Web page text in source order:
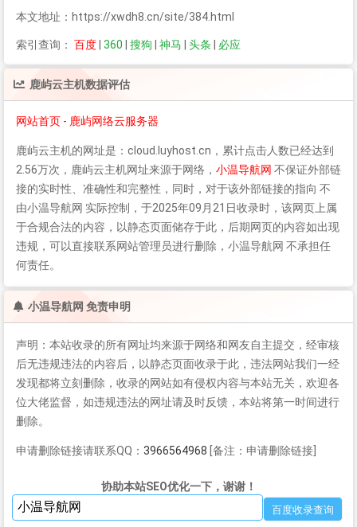
本文地址：https://xwdh8.cn/site/384.html
索引查询： 百度 360 搜狗 神马 头条 必应
鹿屿云主机数据评估
网站首页 - 鹿屿网络云服务器
鹿屿云主机的网址是：cloud.luyhost.cn，累计点击人数已经达到
2.56万次， 鹿屿云主机网址来源于网络， 小温导航网 不保证外部链
接的实时性、准确性和完整性，同时，对于该外部链接的指向 不
由小温导航网 实际控制，于2025年09月21日收录时，该网页上属
于合规合法的内容，以静态页面储存于此，后期网页的内容如出现
违规，可以直接联系网站管理员进行删除，小温导航网 不承担任
何责任。
小温导航网 免责申明
声明：本站收录的所有网址均来源于网络和网友自主提交，经审核
后无违规违法的内容后，以静态页面收录于此，违法网站我们一经
发现都将立刻删除，收录的网站如有侵权内容与本站无关，欢迎各
位大佬监督，如违规违法的网址请及时反馈，本站将第一时间进行
删除。
申请删除链接请联系QQ： 3966564968 [备注：申请删除链接]
协助本站SEO优化一下，谢谢！